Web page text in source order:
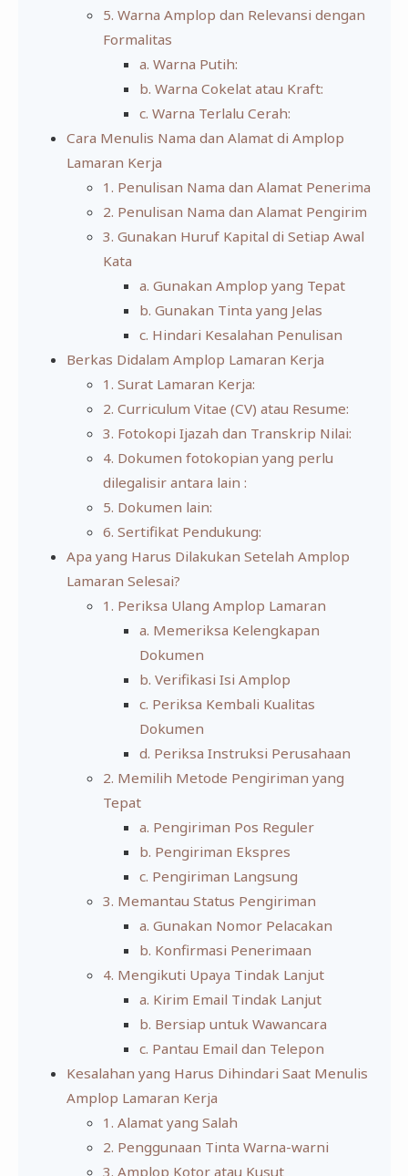
5. Warna Amplop dan Relevansi dengan
Formalitas
a. Warna Putih:
b. Warna Cokelat atau Kraft:
c. Warna Terlalu Cerah:
Cara Menulis Nama dan Alamat di Amplop
Lamaran Kerja
1. Penulisan Nama dan Alamat Penerima
2. Penulisan Nama dan Alamat Pengirim
3. Gunakan Huruf Kapital di Setiap Awal
Kata
a. Gunakan Amplop yang Tepat
b. Gunakan Tinta yang Jelas
c. Hindari Kesalahan Penulisan
Berkas Didalam Amplop Lamaran Kerja
1. Surat Lamaran Kerja:
2. Curriculum Vitae (CV) atau Resume:
3. Fotokopi Ijazah dan Transkrip Nilai:
4. Dokumen fotokopian yang perlu
dilegalisir antara lain :
5. Dokumen lain:
6. Sertifikat Pendukung:
Apa yang Harus Dilakukan Setelah Amplop
Lamaran Selesai?
1. Periksa Ulang Amplop Lamaran
a. Memeriksa Kelengkapan
Dokumen
b. Verifikasi Isi Amplop
c. Periksa Kembali Kualitas
Dokumen
d. Periksa Instruksi Perusahaan
2. Memilih Metode Pengiriman yang
Tepat
a. Pengiriman Pos Reguler
b. Pengiriman Ekspres
c. Pengiriman Langsung
3. Memantau Status Pengiriman
a. Gunakan Nomor Pelacakan
b. Konfirmasi Penerimaan
4. Mengikuti Upaya Tindak Lanjut
a. Kirim Email Tindak Lanjut
b. Bersiap untuk Wawancara
c. Pantau Email dan Telepon
Kesalahan yang Harus Dihindari Saat Menulis
Amplop Lamaran Kerja
1. Alamat yang Salah
2. Penggunaan Tinta Warna-warni
3. Amplop Kotor atau Kusut